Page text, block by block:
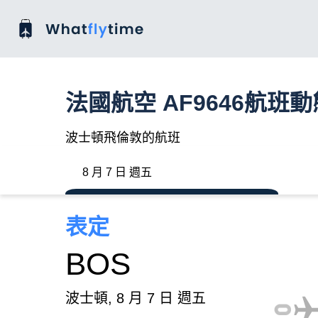
法國航空 AF9646航班動
波士頓飛倫敦的航班
8 月 7 日 週五
表定
BOS
波士頓, 8 月 7 日 週五